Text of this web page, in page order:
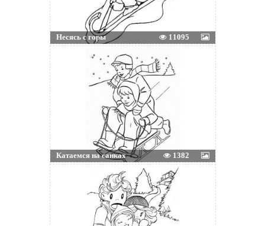
Несясь с горы 11095
Катаемся на санках 1382